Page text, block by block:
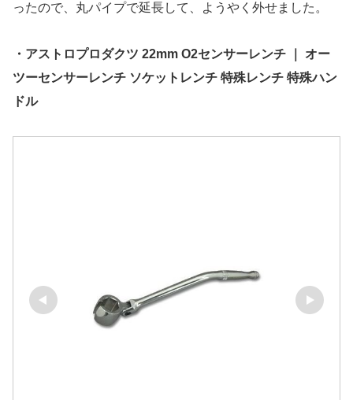
ったので、丸パイプで延長して、ようやく外せました。
・アストロプロダクツ 22mm O2センサーレンチ ｜ オー
ツーセンサーレンチ ソケットレンチ 特殊レンチ 特殊ハン
ドル